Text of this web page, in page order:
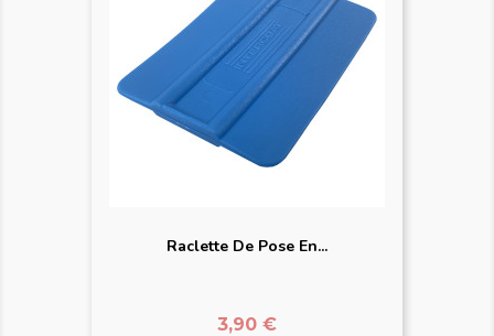
Raclette De Pose En...
Prix
3,90 €